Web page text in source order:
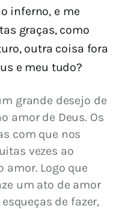
inferno, e me
graças, como
outra coisa fora
e meu tudo?
grande desejo de
amor de Deus. Os
com que nos
vezes ao
amor. Logo que
um ato de amor
de fazer,